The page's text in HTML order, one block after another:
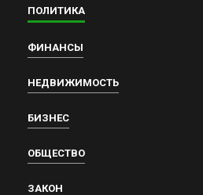
ПОЛИТИКА
ФИНАНСЫ
НЕДВИЖИМОСТЬ
БИЗНЕС
ОБЩЕСТВО
ЗАКОН